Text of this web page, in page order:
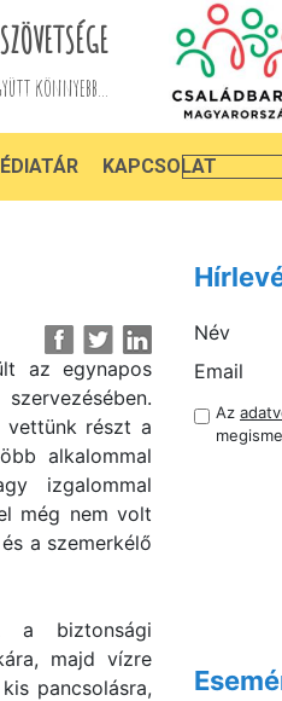
könnyebb...
KAPCSOLAT
az egynapos
vettünk részt a
alkalommal
izgalommal
még nem volt
a szemerkélő
a biztonsági
majd vízre
pancsolásra,
Név
Email
Az